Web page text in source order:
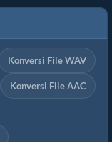
Konversi File WAV
Konversi File AAC